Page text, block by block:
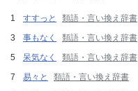
すすっと 類語・言い換え辞書
事もなく
類語・言い換え辞書
呆気なく
類語・言い換え辞書
易々と
類語・言い換え辞書